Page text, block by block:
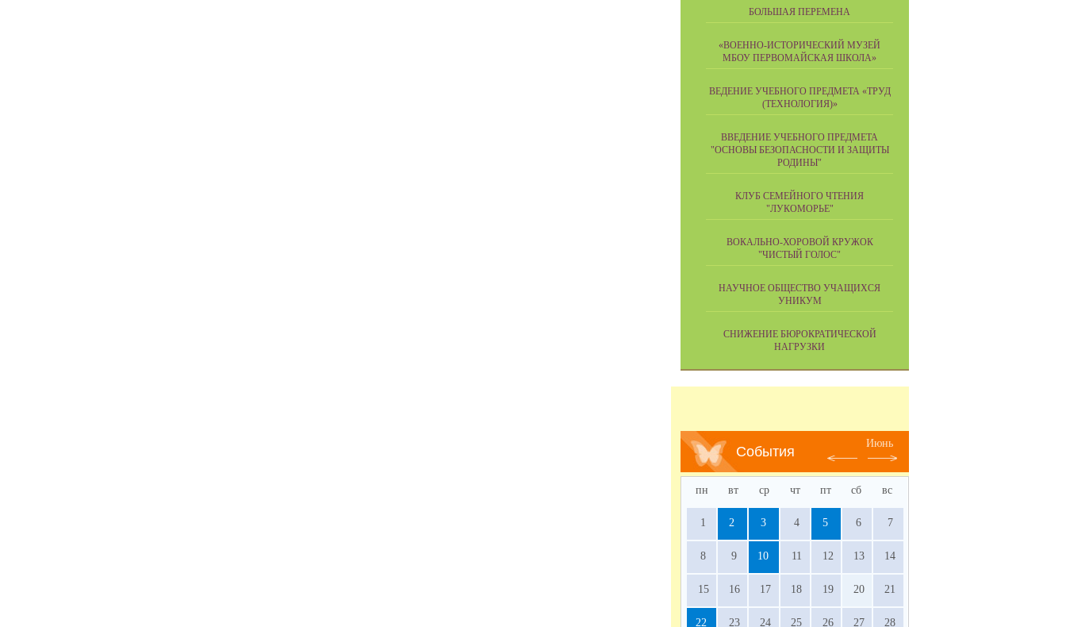
БОЛЬШАЯ ПЕРЕМЕНА
«ВОЕННО-ИСТОРИЧЕСКИЙ МУЗЕЙ
МБОУ ПЕРВОМАЙСКАЯ ШКОЛА»
ВЕДЕНИЕ УЧЕБНОГО ПРЕДМЕТА «ТРУД
(ТЕХНОЛОГИЯ)»
ВВЕДЕНИЕ УЧЕБНОГО ПРЕДМЕТА
"ОСНОВЫ БЕЗОПАСНОСТИ И ЗАЩИТЫ
РОДИНЫ"
КЛУБ СЕМЕЙНОГО ЧТЕНИЯ
"ЛУКОМОРЬЕ"
ВОКАЛЬНО-ХОРОВОЙ КРУЖОК
"ЧИСТЫЙ ГОЛОС"
НАУЧНОЕ ОБЩЕСТВО УЧАЩИХСЯ
УНИКУМ
СНИЖЕНИЕ БЮРОКРАТИЧЕСКОЙ
НАГРУЗКИ
События
Июнь
пн вт ср чт пт сб вс
1 2 3 4 5 6 7
8 9 10 11 12 13 14
15 16 17 18 19 20 21
22 23 24 25 26 27 28